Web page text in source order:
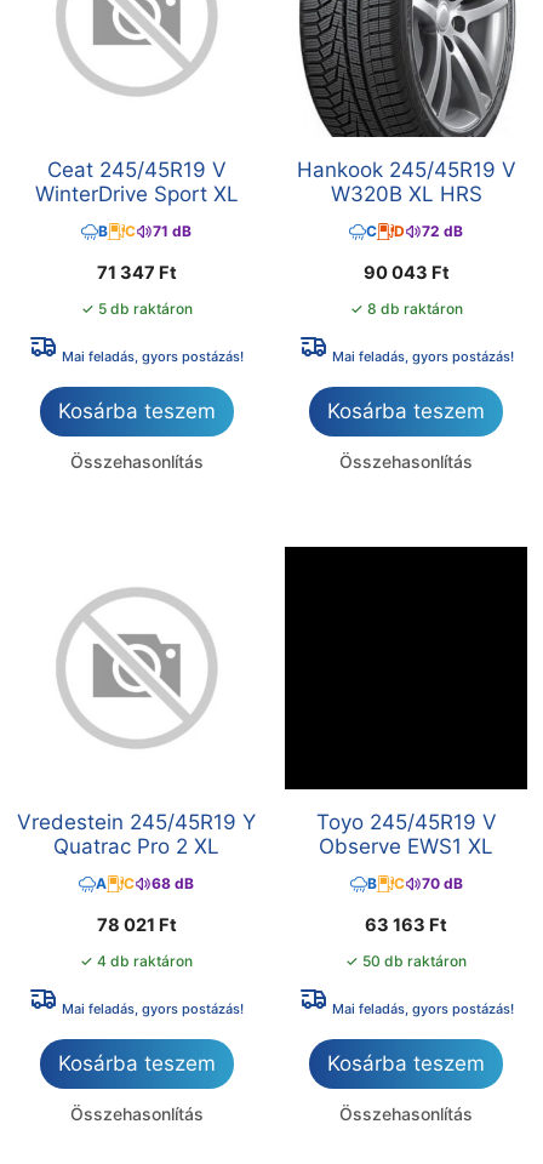
Ceat 245/45R19 V
WinterDrive Sport XL
B C 71 dB
71 347 Ft
✓ 5 db raktáron
Mai feladás, gyors postázás!
Kosárba teszem
Összehasonlítás
Hankook 245/45R19 V
W320B XL HRS
C D 72 dB
90 043 Ft
✓ 8 db raktáron
Mai feladás, gyors postázás!
Kosárba teszem
Összehasonlítás
Vredestein 245/45R19 Y
Quatrac Pro 2 XL
A C 68 dB
78 021 Ft
✓ 4 db raktáron
Mai feladás, gyors postázás!
Kosárba teszem
Összehasonlítás
Toyo 245/45R19 V
Observe EWS1 XL
B C 70 dB
63 163 Ft
✓ 50 db raktáron
Mai feladás, gyors postázás!
Kosárba teszem
Összehasonlítás